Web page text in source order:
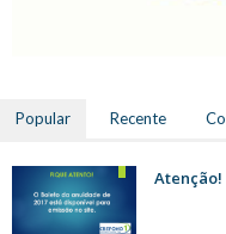
Popular Recente